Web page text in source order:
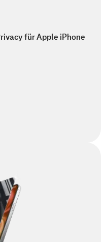
für Apple iPhone